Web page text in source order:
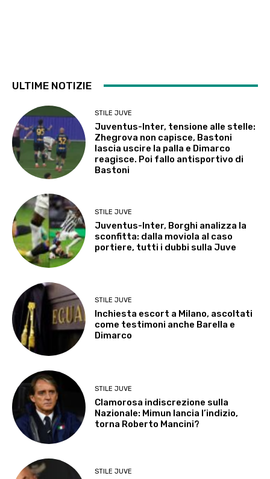
ULTIME NOTIZIE
STILE JUVE
Juventus-Inter, tensione alle stelle:
Zhegrova non capisce, Bastoni
lascia uscire la palla e Dimarco
reagisce. Poi fallo antisportivo di
Bastoni
STILE JUVE
Juventus-Inter, Borghi analizza la
sconfitta: dalla moviola al caso
portiere, tutti i dubbi sulla Juve
STILE JUVE
Inchiesta escort a Milano, ascoltati
come testimoni anche Barella e
Dimarco
STILE JUVE
Clamorosa indiscrezione sulla
Nazionale: Mimun lancia l’indizio,
torna Roberto Mancini?
STILE JUVE